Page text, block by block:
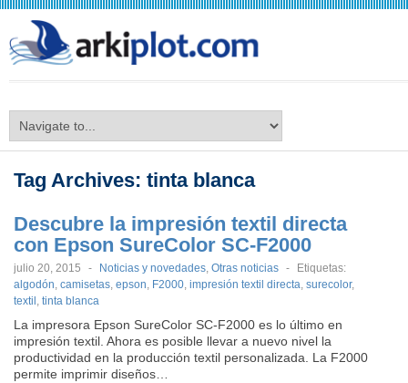
Tag Archives: tinta blanca
Descubre la impresión textil directa
con Epson SureColor SC-F2000
julio 20, 2015 - Noticias y novedades, Otras noticias -
Etiquetas:
algodón, camisetas, epson, F2000, impresión textil directa, surecolor,
textil , tinta blanca
La impresora Epson SureColor SC-F2000 es lo último en
impresión textil. Ahora es posible llevar a nuevo nivel la
productividad en la producción textil personalizada. La F2000
permite imprimir diseños…